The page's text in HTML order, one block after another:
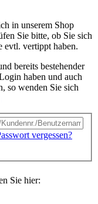
in unserem Shop
Sie bitte, ob Sie sich
evtl. vertippt haben.
bereits bestehender
haben und auch
so wenden Sie sich
vergessen?
Sie hier: